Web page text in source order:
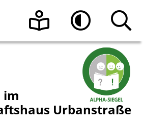
im
Urbanstraße